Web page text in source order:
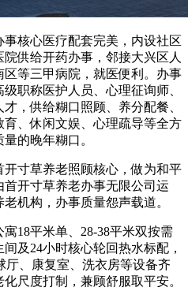
核心医疗配套完美，内设社区
供给开药办事，邻接大兴区人
等三甲病院，就医便利。办事
职称医护人员、心理征询师、
，供给糊口照顾、养分配餐、
、休闲文娱、心理疏导等全方
的晚年糊口。
寸草养老照顾核心，做为和平
开寸草养老办事无限公司运
机构，办事质量怨声载道。
平米单、28-38平米双按需
及24小时核心轮回热水标配，
、康复室、洗衣房等设备齐
尺度打制，兼顾舒服取平安。